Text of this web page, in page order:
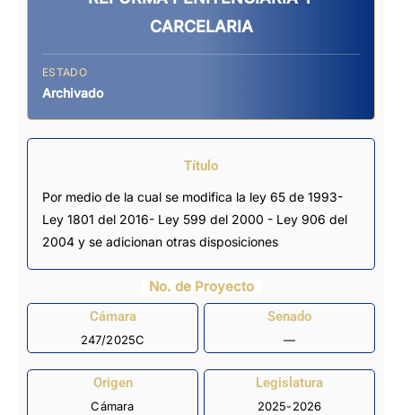
CARCELARIA
ESTADO
Archivado
Título
Por medio de la cual se modifica la ley 65 de 1993-
Ley 1801 del 2016- Ley 599 del 2000 - Ley 906 del
2004 y se adicionan otras disposiciones
No. de Proyecto
Cámara
247/2025C
Senado
—
Origen
Cámara
Legislatura
2025-2026